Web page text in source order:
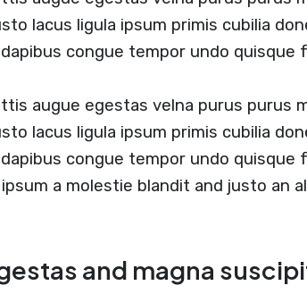
lacus ligula ipsum primis cubilia
congue tempor undo
augue egestas velna purus purus
lacus ligula ipsum primis cubilia
congue tempor undo
ipsum a molestie blandit and justo
and magna